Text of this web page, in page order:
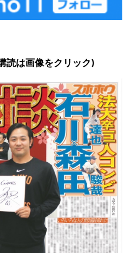
読は画像をクリック)